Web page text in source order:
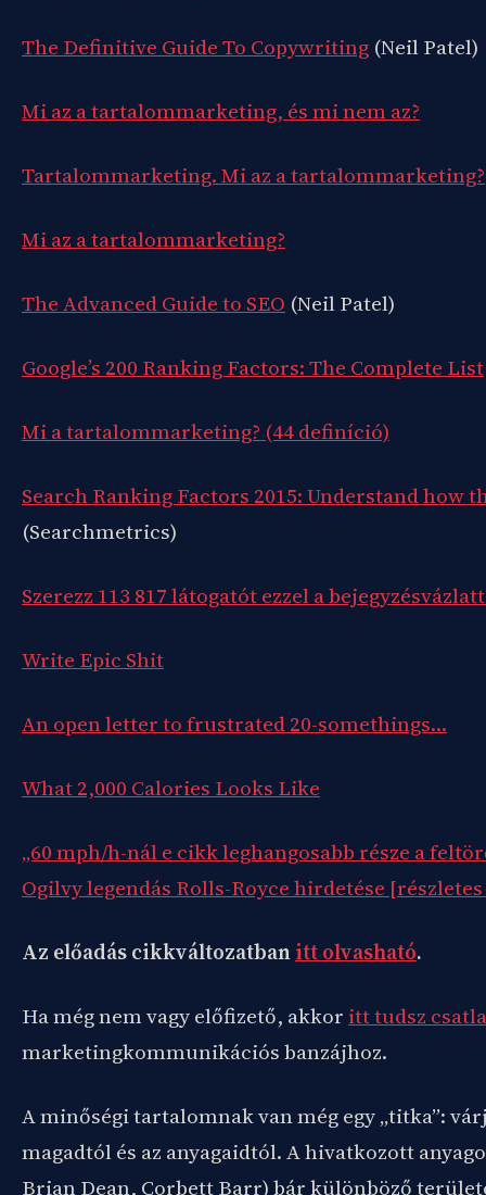
The Definitive Guide To Copywriting (Neil Patel)
Mi az a tartalommarketing, és mi nem az?
Tartalommarketing. Mi az a tartalommarketing?
Mi az a tartalommarketing?
The Advanced Guide to SEO (Neil Patel)
Google’s 200 Ranking Factors: The Complete List
Mi a tartalommarketing? (44 definíció)
Search Ranking Factors 2015: Understand how
(Searchmetrics)
Szerezz 113 817 látogatót ezzel a
Write Epic Shit
An open letter to frustrated 20-somethings…
What 2,000 Calories Looks Like
„60 mph/h-nál e cikk leghangosabb része a
Ogilvy legendás Rolls-Royce hirdetése
Az előadás cikkváltozatbanitt olvasható.
Ha még nem vagy előfizető, akkor itt tudsz
marketingkommunikációs banzájhoz.
A minőségi tartalomnak van még egy „titka”:
magadtól és az anyagaidtól. A hivatkozott
Brian Dean, Corbett Barr) bár különböző